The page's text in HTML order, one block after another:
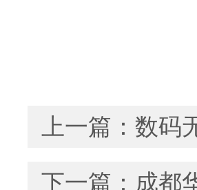
上一篇： 数码
下一篇： 成都